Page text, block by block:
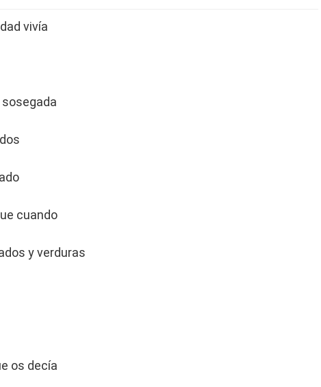
vivía
cuando
y verduras
os decía